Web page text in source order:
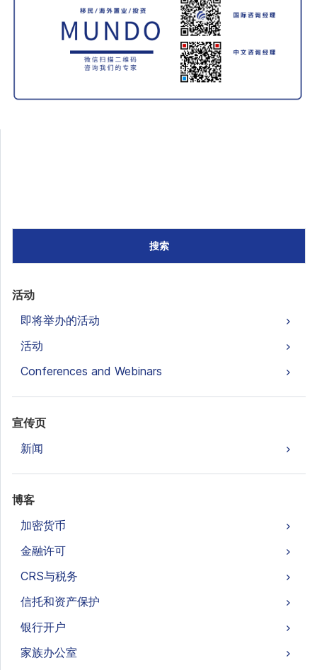
搜索
活动
即将举办的活动
活动
Conferences and Webinars
宣传页
新闻
博客
加密货币
金融许可
CRS与税务
信托和资产保护
银行开户
家族办公室